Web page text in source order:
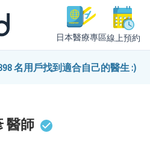
日本醫療專區線上預約
名用戶找到適合自己的醫生 :)
醫師